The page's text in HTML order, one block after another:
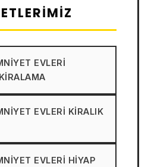
EVLERI
EVLERI KIRALIK
EVLERI HIYAP